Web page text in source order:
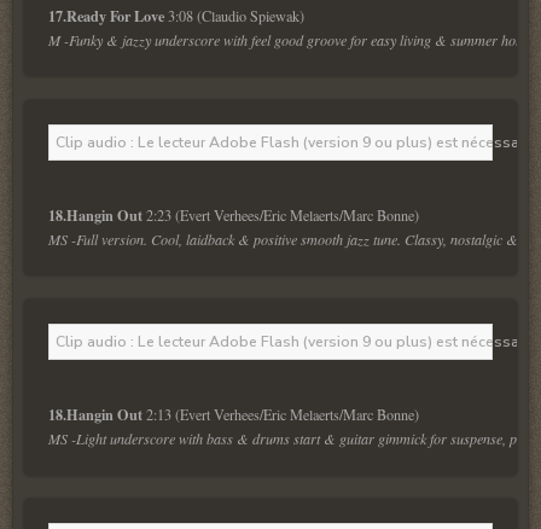
17.Ready For Love
3:08 (Claudio Spiewak)
M -Funky & jazzy underscore with feel good groove for easy living & summer
Clip audio : Le lecteur Adobe Flash (version 9 ou plus) est
18.Hangin Out
2:23 (Evert Verhees/Eric Melaerts/Marc Bonne)
MS -Full version. Cool, laidback & positive smooth jazz tune. Classy, nostalgic &
Clip audio : Le lecteur Adobe Flash (version 9 ou plus) est
18.Hangin Out
2:13 (Evert Verhees/Eric Melaerts/Marc Bonne)
MS -Light underscore with bass & drums start & guitar gimmick for suspense,